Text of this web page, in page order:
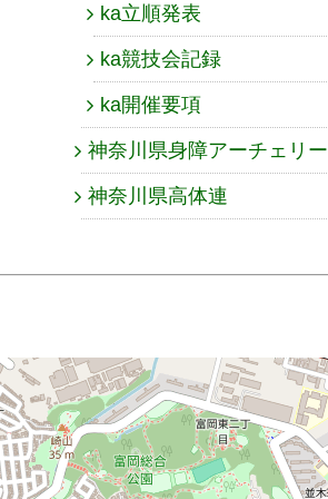
ka立順発表
ka競技会記録
ka開催要項
神奈川県身障アーチェリー
神奈川県高体連